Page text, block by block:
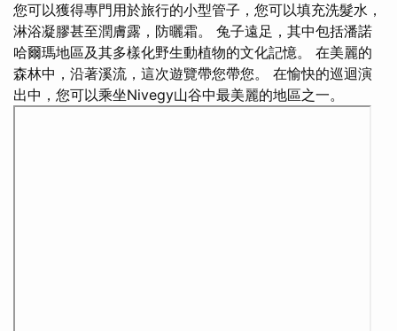
您可以獲得專門用於旅行的小型管子，您可以填充洗髮水，
淋浴凝膠甚至潤膚露，防曬霜。 兔子遠足，其中包括潘諾
哈爾瑪地區及其多樣化野生動植物的文化記憶。 在美麗的
森林中，沿著溪流，這次遊覽帶您帶您。 在愉快的巡迴演
出中，您可以乘坐Nivegy山谷中最美麗的地區之一。